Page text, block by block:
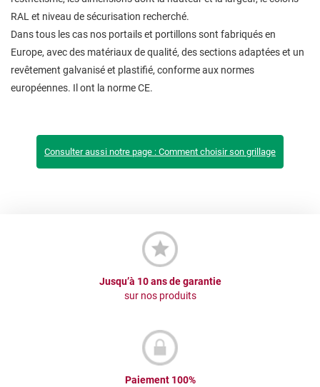
RAL et niveau de sécurisation recherché.
Dans tous les cas nos portails et portillons sont fabriqués en
Europe, avec des matériaux de qualité, des sections adaptées et un
revêtement galvanisé et plastifié, conforme aux normes
européennes. Il ont la norme CE.
Consulter aussi notre page : Comment choisir son grillage
Jusqu’à 10 ans de garantie
sur nos produits
Paiement 100%